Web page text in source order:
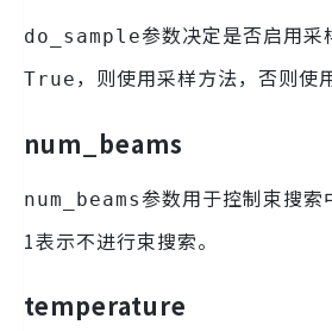
do_sample参数决定是否启用采
True ，则使用采样方法，否则使
num_beams
num_beams参数用于控制束搜索
1表示不进行束搜索。
temperature